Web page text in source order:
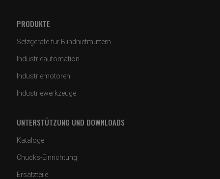
PRODUKTE
Setzgeräte für Blindnietmuttern
Industrieautomation
Industriemotoren
Industriewerkzeuge
UNTERSTÜTZUNG UND DOWNLOADS
Kataloge
Chucks-Einrichtung
Ersatzteile